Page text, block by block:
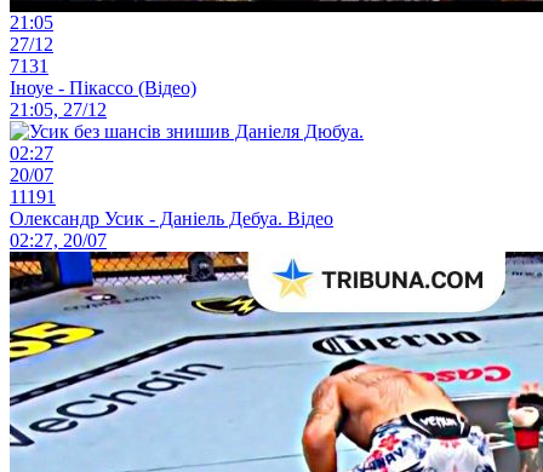
21:05
27/12
7131
Іноуе - Пікассо (Відео)
21:05, 27/12
02:27
20/07
11191
Олександр Усик - Даніель Дебуа. Відео
02:27, 20/07